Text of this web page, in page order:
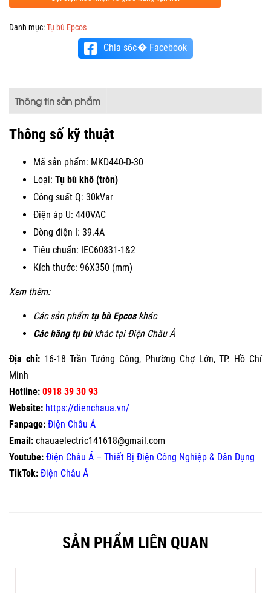
Danh mục:Tụ bù Epcos
Chia sбє� Facebook
Thông tin sản phẩm
Thông số kỹ thuật
Mã sản phẩm: MKD440-D-30
Loại: Tụ bù khô (tròn)
Công suất Q: 30kVar
Điện áp U: 440VAC
Dòng điện I: 39.4A
Tiêu chuẩn: IEC60831-1&2
Kích thước: 96X350 (mm)
Xem thêm:
Các sản phẩm tụ bù Epcoskhác
Các hãng tụ bùkhác tại Điện Châu Á
Địa chỉ:16-18 Trần Tướng Công, Phường Chợ Lớn, TP. Hồ Chí
Minh
Hotline: 0918 39 30 93
Website: https://dienchaua.vn/
Fanpage: Điện Châu Á
Email: chauaelectric141618@gmail.com
Youtube: Điện Châu Á – Thiết Bị Điện Công Nghiệp & Dân Dụng
TikTok: Điện Châu Á
SẢN PHẨM LIÊN QUAN